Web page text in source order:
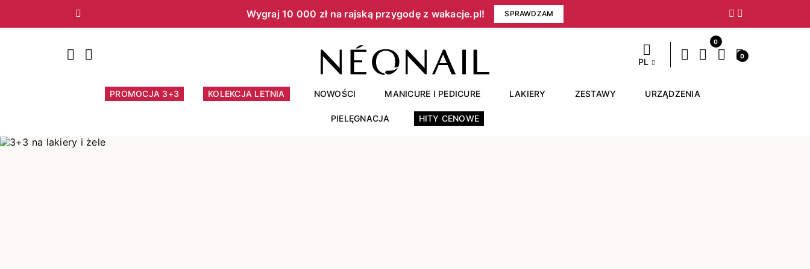
Wygraj 10 000 zł na rajską przygodę z wakacje.pl!​ SPRAWDZAM
Poprzedni Następny
PL
0
0
PROMOCJA 3+3 KOLEKCJA LETNIA NOWOŚCI MANICURE I PEDICURE LAKIERY ZESTAWY URZĄDZENIA
PIELĘGNACJA HITY CENOWE